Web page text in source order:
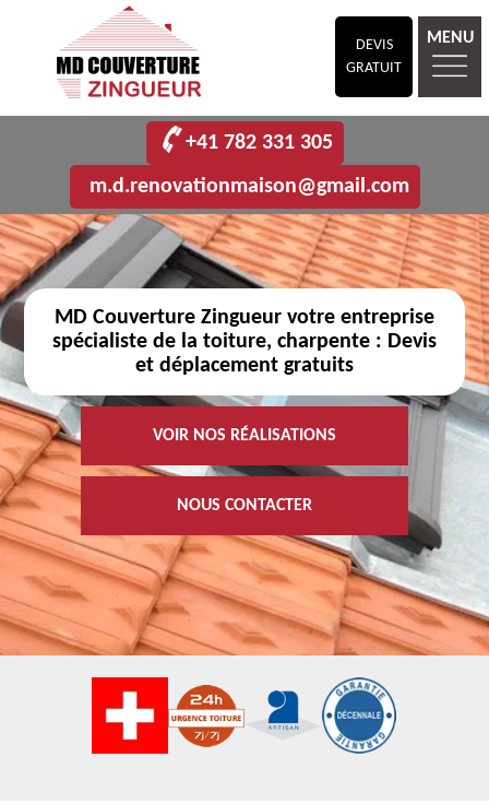
DEVIS
GRATUIT
MENU
+41 782 331 305
m.d.renovationmaison@gmail.com
MD Couverture Zingueur votre entreprise
spécialiste de la toiture, charpente : Devis
et déplacement gratuits
VOIR NOS RÉALISATIONS
NOUS CONTACTER